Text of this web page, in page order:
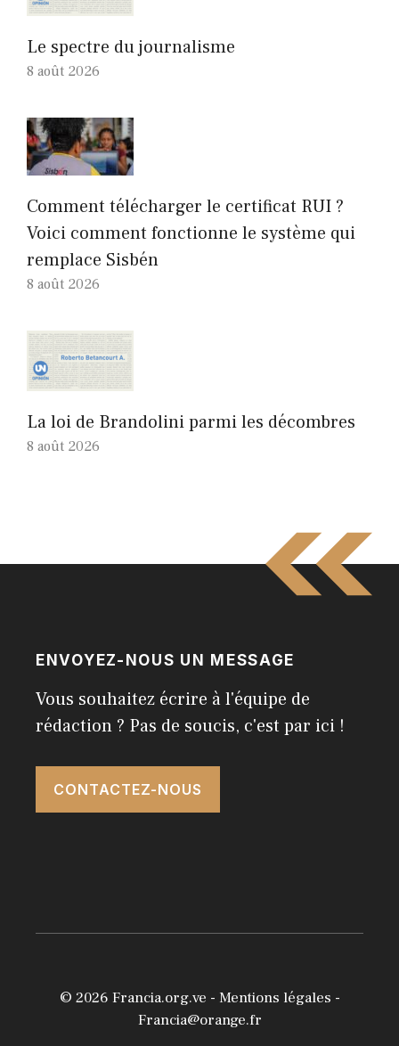
Le spectre du journalisme
8 août 2026
Comment télécharger le certificat RUI ?
Voici comment fonctionne le système qui
remplace Sisbén
8 août 2026
La loi de Brandolini parmi les décombres
8 août 2026
ENVOYEZ-NOUS UN MESSAGE
Vous souhaitez écrire à l'équipe de
rédaction ? Pas de soucis, c'est par ici !
CONTACTEZ-NOUS
© 2026 Francia.org.ve - Mentions légales -
Francia@orange.fr